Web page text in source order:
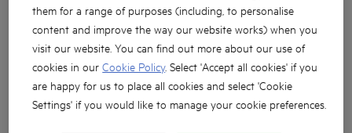
them for a range of purposes (including, to personalise
content and improve the way our website works) when you
visit our website. You can find out more about our use of
cookies in ourCookie Policy. Select 'Accept all cookies' if you
are happy for us to place all cookies and select 'Cookie
Settings' if you would like to manage your cookie preferences.